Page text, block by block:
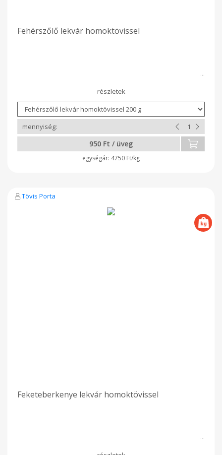
Fehérszőlő lekvár homoktövissel
950 Ft / üveg
4750 Ft/kg
Tövis Porta
Feketeberkenye lekvár homoktövissel